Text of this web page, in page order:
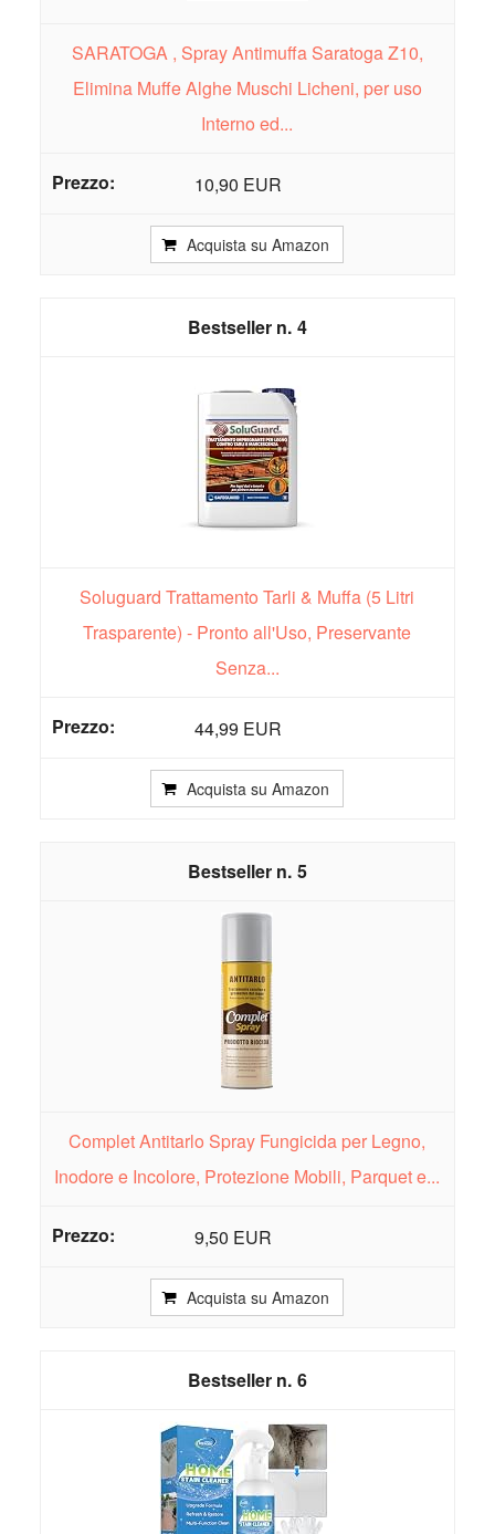
SARATOGA , Spray Antimuffa Saratoga Z10,
Elimina Muffe Alghe Muschi Licheni, per uso
Interno ed...
10,90 EUR
Acquista su Amazon
4
Soluguard Trattamento Tarli & Muffa (5 Litri
Trasparente) - Pronto all'Uso, Preservante
Senza...
44,99 EUR
Acquista su Amazon
5
Complet Antitarlo Spray Fungicida per Legno,
Inodore e Incolore, Protezione Mobili, Parquet e...
9,50 EUR
Acquista su Amazon
6